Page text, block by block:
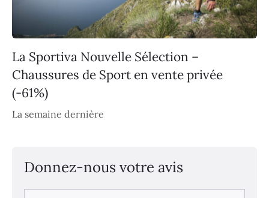
La Sportiva Nouvelle Sélection –
Chaussures de Sport en vente privée
(-61%)
La semaine dernière
Donnez-nous votre avis